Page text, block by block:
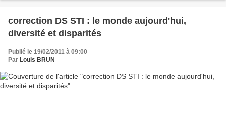
correction DS STI : le monde aujourd'hui,
diversité et disparités
Publié le 19/02/2011 à 09:00
Par Louis BRUN